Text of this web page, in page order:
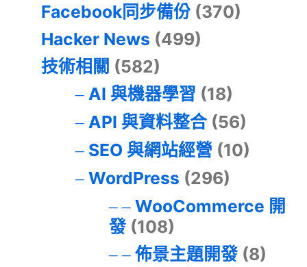
Facebook同步備份 (370)
Hacker News (499)
技術相關 (582)
AI 與機器學習 (18)
API 與資料整合(56)
SEO 與網站經營 (10)
WordPress (296)
WooCommerce 開
發(108)
佈景主題開發(8)